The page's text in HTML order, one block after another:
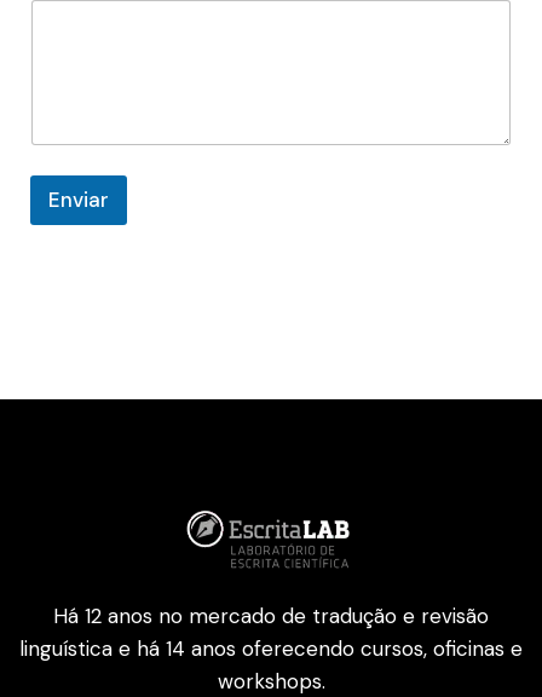
Enviar
Há 12 anos no mercado de tradução e revisão
linguística e há 14 anos oferecendo cursos, oficinas e
workshops.